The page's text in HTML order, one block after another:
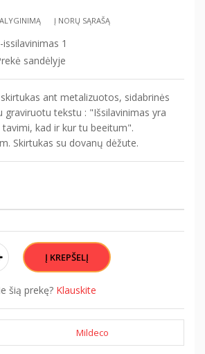
Į NORŲ SĄRAŠĄ
issilavinimas 1
sandėlyje
ant metalizuotos, sidabrinės
graviruotu tekstu : "Išsilavinimas yra
kad ir kur tu beeitum".
Skirtukas su dovanų dėžute.
šią prekę? Klauskite
Mildeco